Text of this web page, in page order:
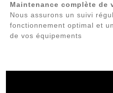
Maintenance complète de
Nous assurons un suivi
fonctionnement optimal et
de vos équipements